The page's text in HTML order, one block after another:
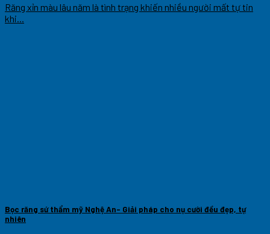
Răng xỉn màu lâu năm là tình trạng khiến nhiều người mất tự tin
khi...
Bọc răng sứ thẩm mỹ Nghệ An- Giải pháp cho nụ cười đều đẹp, tự
nhiên